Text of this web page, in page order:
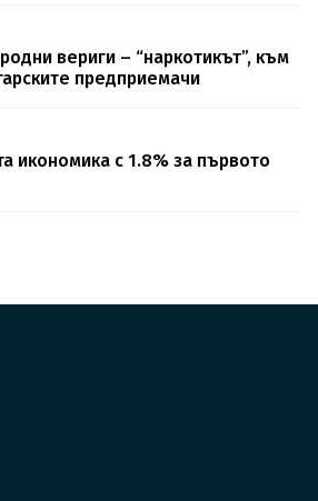
вериги – “наркотикът”, към
предприемачи
икономика с 1.8% за първото